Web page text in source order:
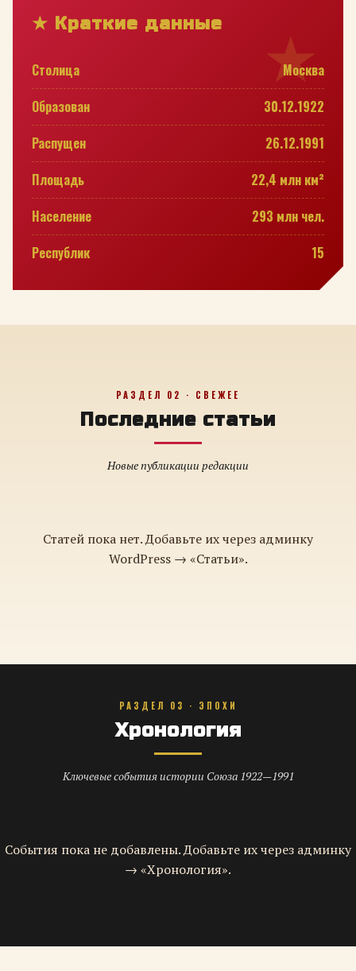
★ Краткие данные
Столица
Москва
Образован
30.12.1922
Распущен
26.12.1991
Площадь
22,4 млн км²
Население
293 млн чел.
Республик
15
РАЗДЕЛ 02 · СВЕЖЕЕ
Последние статьи
Новые публикации редакции
Статей пока нет. Добавьте их через админку
WordPress → «Статьи».
РАЗДЕЛ 03 · ЭПОХИ
Хронология
Ключевые события истории Союза 1922—1991
События пока не добавлены. Добавьте их через админку
→ «Хронология».